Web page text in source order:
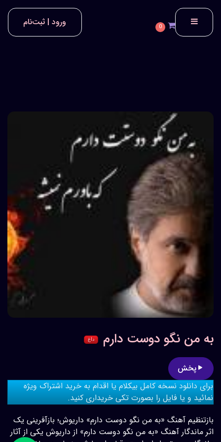
0 ورود | ثبت‌نام
به من نگو دوست دارم داغ
پخش
برای دانلود نسخه کامل بیکلام یا اقدام به خرید اشتراک ویژه
نمائید و یا فایل را بصورت تکی خریداری کنید.
بازتنظیم آهنگ «به من نگو دوست دارم» داریوش؛ بازآفرینی یک
اثر ماندگار آهنگ «به من نگو دوست دارم» از داریوش یکی از آثار